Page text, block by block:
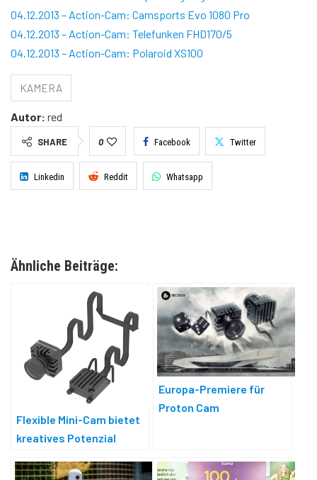
04.12.2013 – Action-Cam: Camsports Evo 1080 Pro
04.12.2013 – Action-Cam: Telefunken FHD170/5
04.12.2013 – Action-Cam: Polaroid XS100
KAMERA
Autor: red
SHARE 0 Facebook Twitter
Linkedin Reddit Whatsapp
Ähnliche Beiträge:
Flexible Mini-Cam bietet
kreatives Potenzial
Europa-Premiere für
Proton Cam